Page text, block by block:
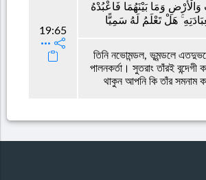
19:65
وَمَا بَيْنَهُمَا فَاعْبُدْهُ
هَلْ تَعْلَمُ لَهُ سَمِيًّا
তিনি নভোমন্ডল, ভূমন্ডলে
পালনকর্তা। সুতরাং তাঁরই
থাকুন আপনি কি তাঁর সমনাম